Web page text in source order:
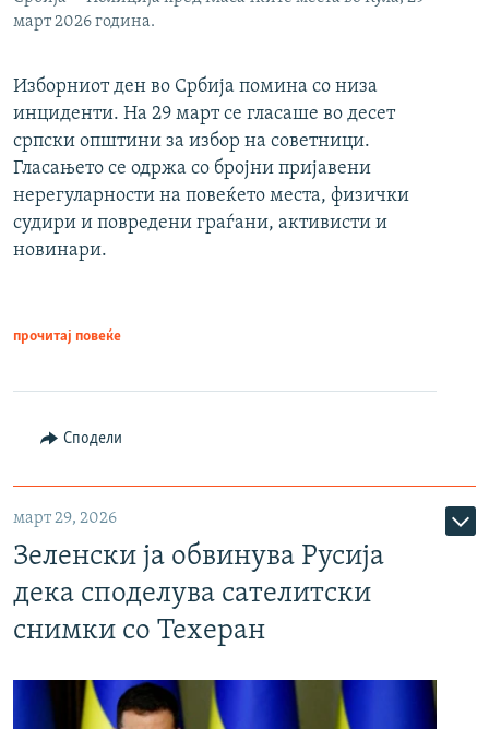
март 2026 година.
Изборниот ден во Србија помина со низа
инциденти. На 29 март се гласаше во десет
српски општини за избор на советници.
Гласањето се одржа со бројни пријавени
нерегуларности на повеќето места, физички
судири и повредени граѓани, активисти и
новинари.
прочитај повеќе
Сподели
март 29, 2026
Зеленски ја обвинува Русија
дека споделува сателитски
снимки со Техеран